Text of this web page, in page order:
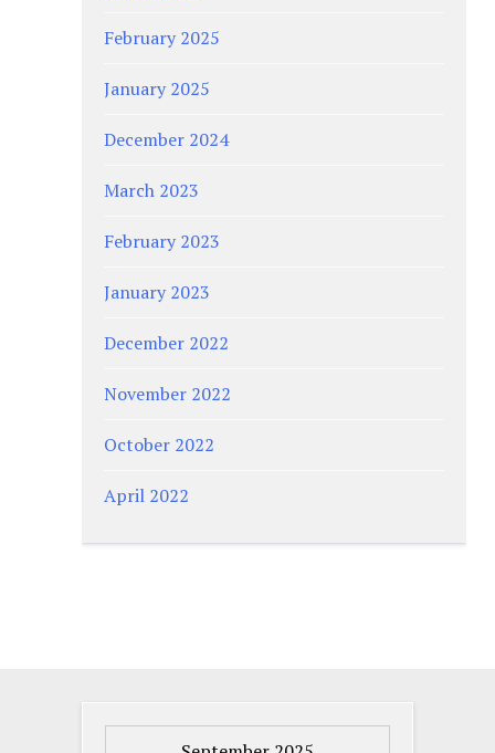
February 2025
January 2025
December 2024
March 2023
February 2023
January 2023
December 2022
November 2022
October 2022
April 2022